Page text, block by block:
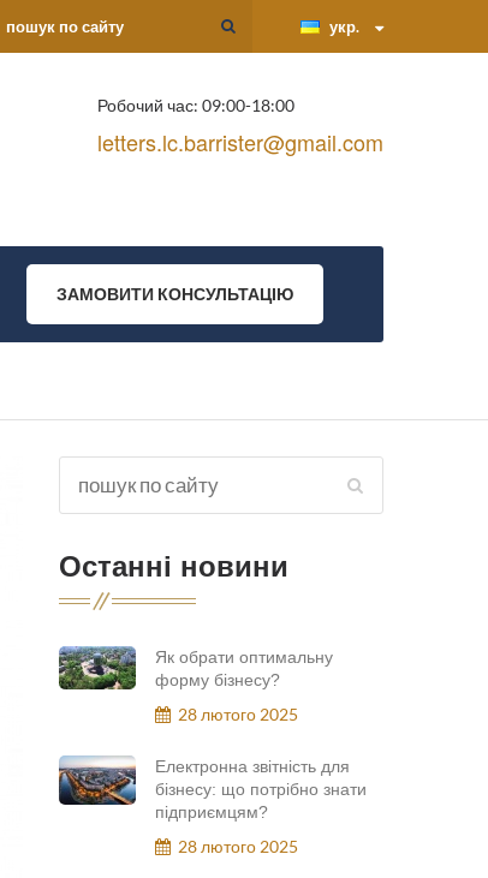
укр.
Робочий час: 09:00-18:00
letters.lc.barrister@gmail.com
ЗАМОВИТИ КОНСУЛЬТАЦІЮ
Останні новини
Як обрати оптимальну
форму бізнесу?
28 лютого 2025
Електронна звітність для
бізнесу: що потрібно знати
підприємцям?
28 лютого 2025